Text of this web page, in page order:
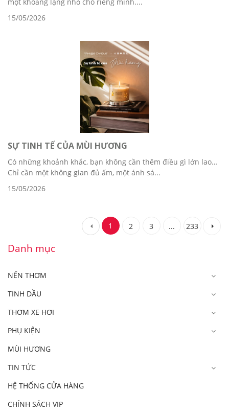
15/05/2026
SỰ TINH TẾ CỦA MÙI HƯƠNG
Có những khoảnh khắc, bạn không cần thêm điều gì lớn lao…
Chỉ cần một không gian đủ ấm, một ánh sá...
15/05/2026
1 2 3 ... 233
Danh mục
NẾN THƠM
TINH DẦU
THƠM XE HƠI
PHỤ KIỆN
MÙI HƯƠNG
TIN TỨC
HỆ THỐNG CỬA HÀNG
CHÍNH SÁCH VIP